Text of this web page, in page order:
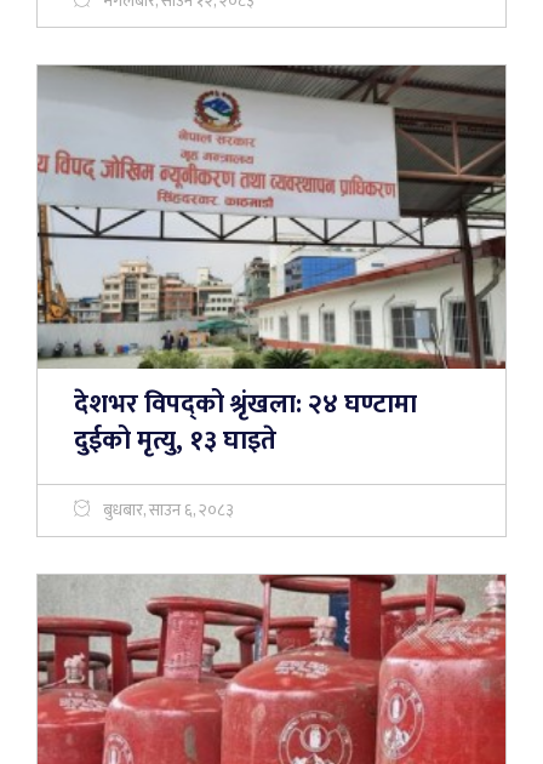
देशभर विपद्को श्रृंखला: २४ घण्टामा
दुईको मृत्यु, १३ घाइते
बुधबार, साउन ६, २०८३